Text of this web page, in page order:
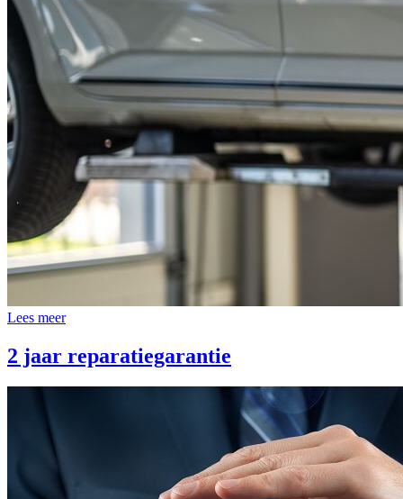
Lees meer
2 jaar reparatiegarantie